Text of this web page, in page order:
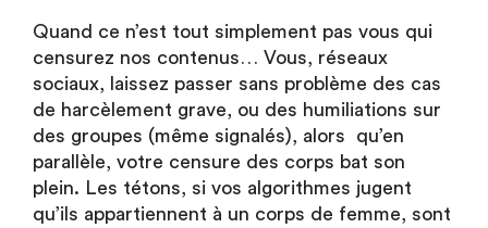
Quand ce n’est tout simplement pas vous qui
censurez nos contenus… Vous, réseaux
sociaux, laissez passer sans problème des cas
de harcèlement grave, ou des humiliations sur
des groupes (même signalés), alors qu’en
parallèle, votre censure des corps bat son
plein. Les tétons, si vos algorithmes jugent
qu’ils appartiennent à un corps de femme, sont